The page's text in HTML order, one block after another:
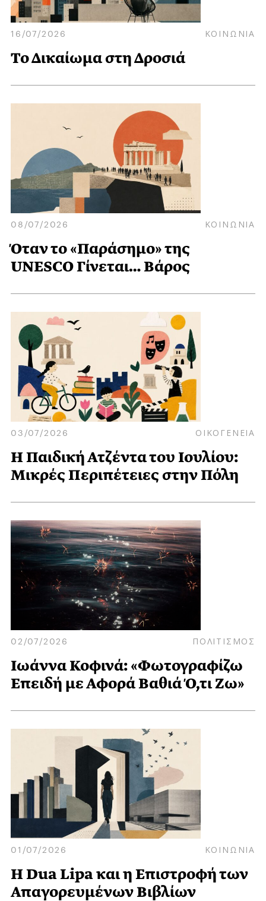
16/07/2026 ΚΟΙΝΩΝΙΑ
Το Δικαίωμα στη Δροσιά
08/07/2026 ΚΟΙΝΩΝΙΑ
Όταν το «Παράσημο» της
UNESCO Γίνεται… Βάρος
03/07/2026 ΟΙΚΟΓΕΝΕΙΑ
Η Παιδική Ατζέντα του Ιουλίου:
Μικρές Περιπέτειες στην Πόλη
02/07/2026 ΠΟΛΙΤΙΣΜΟΣ
Ιωάννα Κοφινά: «Φωτογραφίζω
Επειδή με Αφορά Βαθιά Ό,τι Ζω»
01/07/2026 ΚΟΙΝΩΝΙΑ
Η Dua Lipa και η Επιστροφή των
Απαγορευμένων Βιβλίων